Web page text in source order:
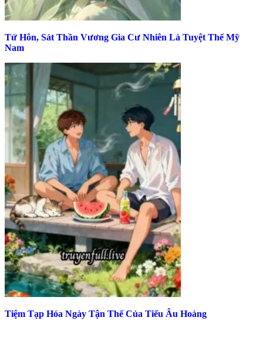
Tứ Hôn, Sát Thần Vương Gia Cư Nhiên Là Tuyệt Thế Mỹ
Nam
Tiệm Tạp Hóa Ngày Tận Thế Của Tiểu Âu Hoàng